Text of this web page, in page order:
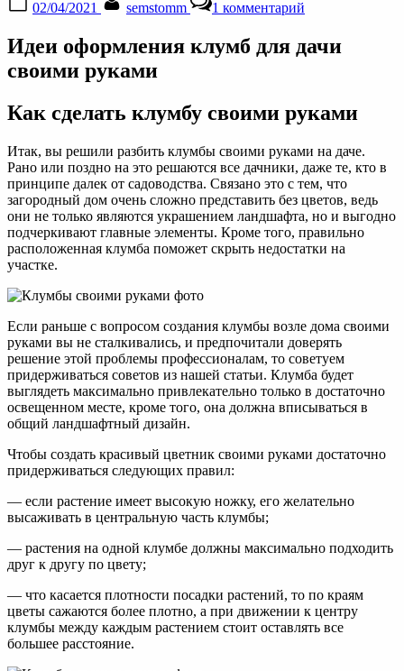
on
02/04/2021 semstomm 1 комментарийзаписи
своими
на
Идеи оформления клумб для дачи
своими руками
Как сделать клумбу своими руками
Итак, вы решили разбить клумбы своими руками на даче.
Рано или поздно на это решаются все дачники, даже те, кто в
принципе далек от садоводства. Связано это с тем, что
загородный дом очень сложно представить без цветов, ведь
они не только являются украшением ландшафта, но и выгодно
подчеркивают главные элементы. Кроме того, правильно
расположенная клумба поможет скрыть недостатки на
участке.
Если раньше с вопросом создания клумбы возле дома своими
руками вы не сталкивались, и предпочитали доверять
решение этой проблемы профессионалам, то советуем
придерживаться советов из нашей статьи. Клумба будет
выглядеть максимально привлекательно только в достаточно
освещенном месте, кроме того, она должна вписываться в
общий ландшафтный дизайн.
Чтобы создать красивый цветник своими руками достаточно
придерживаться следующих правил:
— если растение имеет высокую ножку, его желательно
высаживать в центральную часть клумбы;
— растения на одной клумбе должны максимально подходить
друг к другу по цвету;
— что касается плотности посадки растений, то по краям
цветы сажаются более плотно, а при движении к центру
клумбы между каждым растением стоит оставлять все
большее расстояние.